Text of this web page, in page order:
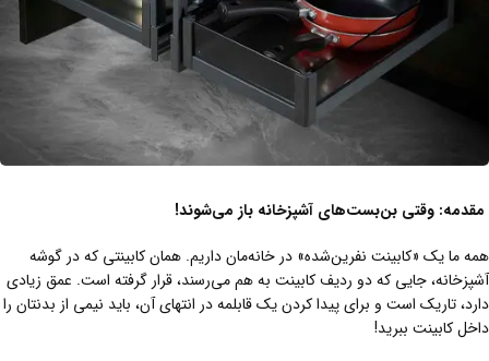
مقدمه: وقتی بن‌بست‌های آشپزخانه باز می‌شوند!
همه ما یک «کابینت نفرین‌شده» در خانه‌مان داریم. همان کابینتی که در گوشه
آشپزخانه، جایی که دو ردیف کابینت به هم می‌رسند، قرار گرفته است. عمق زیادی
دارد، تاریک است و برای پیدا کردن یک قابلمه در انتهای آن، باید نیمی از بدنتان را
داخل کابینت ببرید!